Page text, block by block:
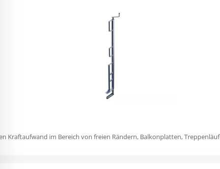
im Bereich von freien Rändern, Balkonplatten,